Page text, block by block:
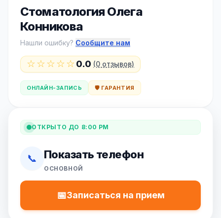
Стоматология Олега
Конникова
Нашли ошибку? Сообщите нам
☆☆☆☆☆0.0 (0 отзывов)
ОНЛАЙН-ЗАПИСЬ 🛡️ ГАРАНТИЯ
ОТКРЫТО ДО 8:00 PM
📞 Показать телефон
ОСНОВНОЙ
📅Записаться на прием